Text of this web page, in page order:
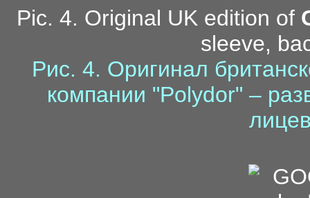
Pic. 4. Original UK edition of
sleeve,
Рис. 4. Оригинал
компании "Polydor" –